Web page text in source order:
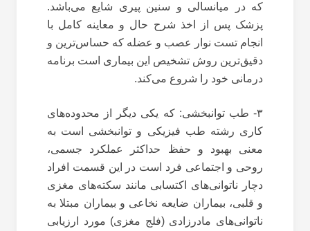
که در میانسالی و سنین پیری شایع می‌باشد.
پزشک پس از اخذ شرح حال و معاینه کامل با
انجام تست نوار عصب و عضله که حساس‌ترین و
دقیق‌ترین روش تشخیص این بیماری است برنامه
درمانی خود را شروع می‌کند.
۳- طب توانبخشی: که یکی دیگر از محدوده‌های
کاری رشته طب فیزیکی و توانبخشی است به
معنی بهبود و حفظ حداکثر عملکرد جسمی،
روحی و اجتماعی فرد است در این قسمت افراد
دچار ناتوانی‌های اکتسابی مانند سکته‌های مغزی
و قلبی، بیماران ضایعه نخاعی و بیماران مبتلا به
ناتوانی‌های مادرزادی (فلج مغزی) مورد ارزیابی